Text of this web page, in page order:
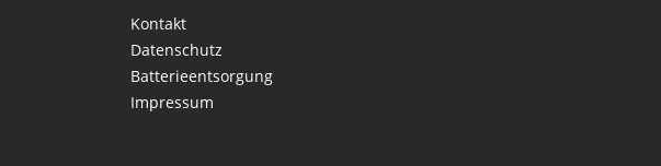
Kontakt
Datenschutz
Batterieentsorgung
Impressum